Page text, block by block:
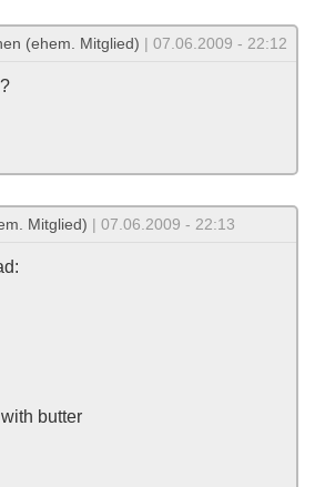
(ehem. Mitglied) | 07.06.2009 - 22:12
Mitglied) | 07.06.2009 - 22:13
butter